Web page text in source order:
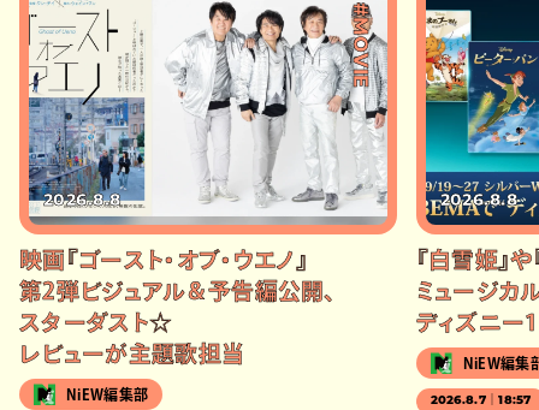
#MOVIE
2026.8.8
映画『ゴースト・オブ・ウエノ』
第2弾ビジュアル＆予告編公開、
スターダスト☆
レビューが主題歌担当
NiEW編集部
2026.8.8
『白雪姫』
ミュージカル
ディズニー
NiEW編集
2026.8.7｜18:57